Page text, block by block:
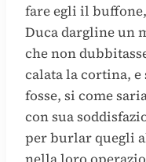
fare egli il
Duca dargline un
che non
calata la cortina,
fosse, si come
con sua
per burlar quegli